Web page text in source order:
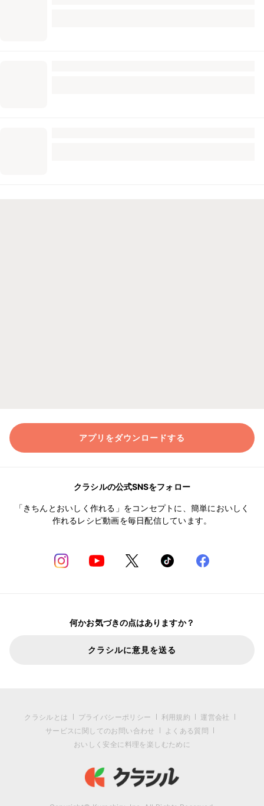
アプリをダウンロードする
クラシルの公式SNSをフォロー
「きちんとおいしく作れる」をコンセプトに、簡単においしく
作れるレシピ動画を毎日配信しています。
何かお気づきの点はありますか？
クラシルに意見を送る
クラシルとは プライバシーポリシー 利用規約
運営会社
サービスに関してのお問い合わせ
よくある質問
おいしく安全に料理を楽しむために